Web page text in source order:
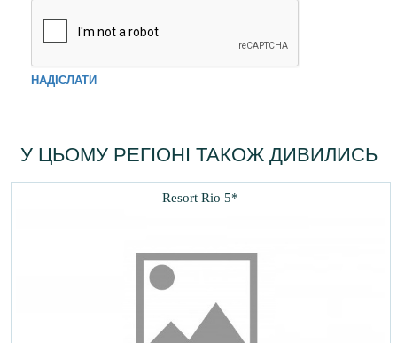
НАДІСЛАТИ
У ЦЬОМУ РЕГІОНІ ТАКОЖ ДИВИЛИСЬ
Resort Rio 5*